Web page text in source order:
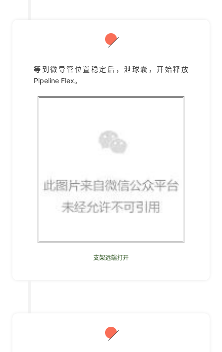
06
等到微导管位置稳定后，泄球囊，开始释放
Pipeline Flex。
支架远端打开
07